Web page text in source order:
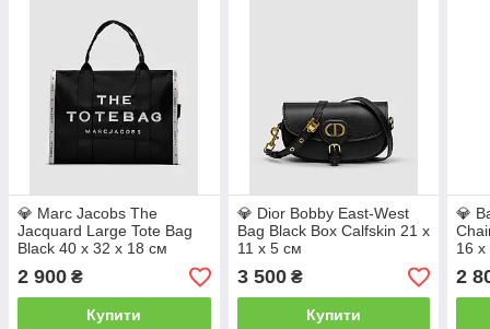
💎 Marc Jacobs The
Jacquard Large Tote Bag
Black 40 х 32 х 18 см
2 900 ₴
Купити
💎 Dior Bobby East-West
Bag Black Box Calfskin 21 х
11 х 5 см
3 500₴
Купити
💎
16
2